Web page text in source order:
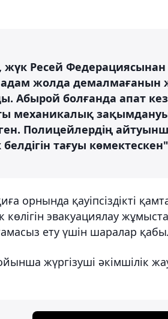
жүк Ресей
адам жолда демалмағанын
Абырой болғанда апат
механикалық
Полицейлердің
тағуы
орнында қауіпсіздікті
эвакуациялау
ету үшін шаралар
жүргізуші әкімшілік